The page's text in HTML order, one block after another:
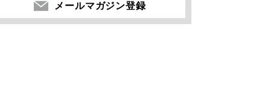
メールマガジン登録